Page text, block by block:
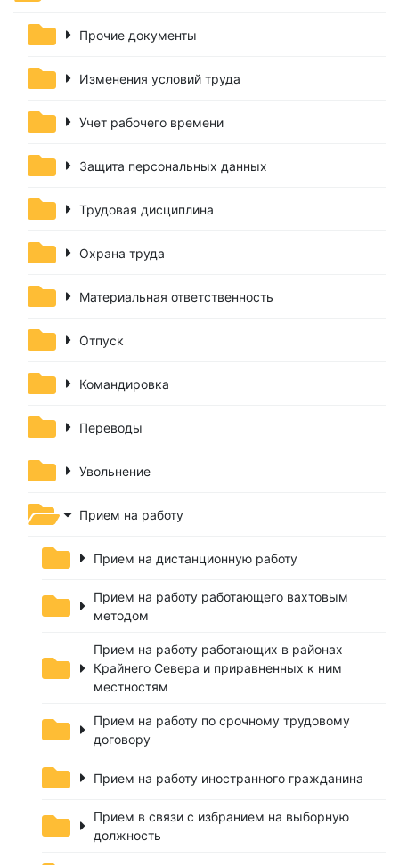
Прочие документы
Изменения условий труда
Учет рабочего времени
Защита персональных данных
Трудовая дисциплина
Охрана труда
Материальная ответственность
Отпуск
Командировка
Переводы
Увольнение
Прием на работу
Прием на дистанционную работу
Прием на работу работающего вахтовым
методом
Прием на работу работающих в районах
Крайнего Севера и приравненных к ним
местностям
Прием на работу по срочному трудовому
договору
Прием на работу иностранного гражданина
Прием в связи с избранием на выборную
должность